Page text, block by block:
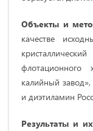
Объекты и
качестве
флотационного
калийный
и диэтиламин
Результаты и